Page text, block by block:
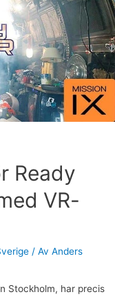
Ready
VR-
/ Av Anders
Stockholm, har precis